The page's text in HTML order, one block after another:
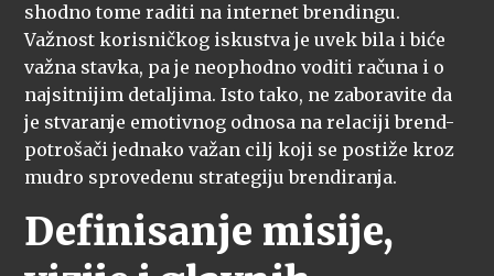
shodno tome raditi na internet brendingu.
Važnost korisničkog iskustva je uvek bila i biće
važna stavka, pa je neophodno voditi računa i o
najsitnijim detaljima. Isto tako, ne zaboravite da
je stvaranje emotivnog odnosa na relaciji brend-
potrošači jednako važan cilj koji se postiže kroz
mudro sprovedenu strategiju brendiranja.
Definisanje misije,